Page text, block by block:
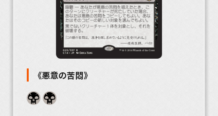
《悪意の苦悶》